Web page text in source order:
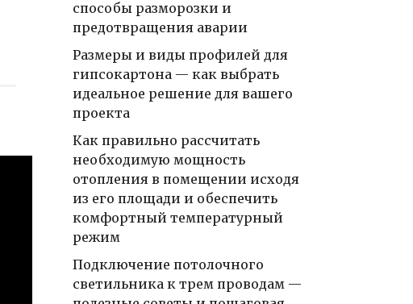
способы разморозки и
предотвращения аварии
Размеры и виды профилей для
гипсокартона — как выбрать
идеальное решение для вашего
проекта
Как правильно рассчитать
необходимую мощность
отопления в помещении исходя
из его площади и обеспечить
комфортный температурный
режим
Подключение потолочного
светильника к трем проводам —